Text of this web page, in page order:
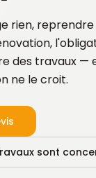
rien,
des travaux —
ne le croit.
sont